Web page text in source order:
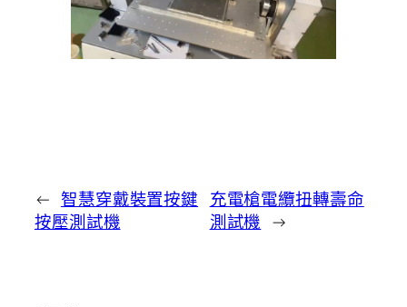
← 智慧穿戴裝置按鍵
按壓測試機
充電槍電纜扭轉壽命
測試機 →